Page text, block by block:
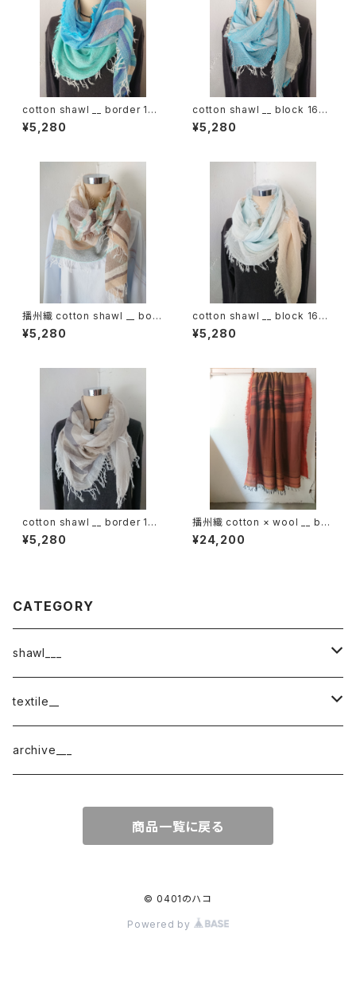
cotton shawl __ border 160
海嶺w
¥5,280
cotton shawl __ block 160
浅葱w
¥5,280
播州織 cotton shawl __ bord
er 160 啓蟄w
¥5,280
cotton shawl __ block 160
朝朗w
¥5,280
cotton shawl __ border 160
鳴砂w
¥5,280
播州織 cotton × wool __ bor
der 220-120 落葉GK
¥24,200
CATEGORY
shawl___
cotton
border
cotton × wool
textile__
織物
archive___
商品一覧に戻る
© 0401のハコ
Powered by